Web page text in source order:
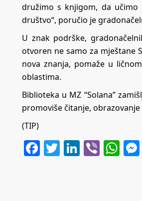
družimo s knjigom, da
društvo“, poručio je
U znak podrške,
otvoren ne samo za mještane
nova znanja, pomaže u
oblastima.
Biblioteka u MZ “Solana”
promoviše čitanje,
(TIP)
Facebook
TwitterViber